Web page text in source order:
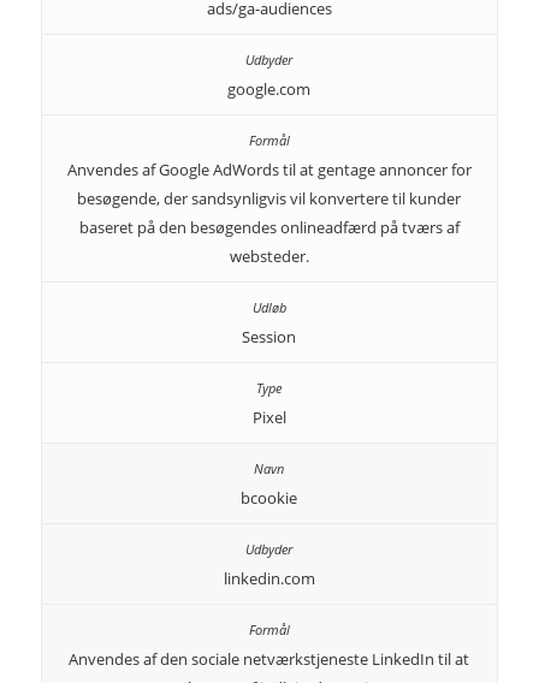
ads/ga-audiences
google.com
Anvendes af Google AdWords til at gentage annoncer for
besøgende, der sandsynligvis vil konvertere til kunder
baseret på den besøgendes onlineadfærd på tværs af
websteder.
Session
Pixel
bcookie
linkedin.com
Anvendes af den sociale netværkstjeneste LinkedIn til at